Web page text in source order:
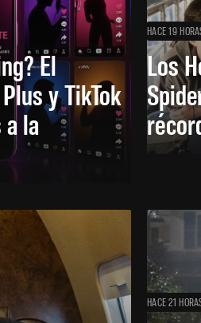
El
y TikTok
la
HACE 19
Los
HACE 21